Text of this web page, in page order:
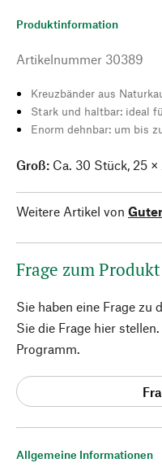
Allgemeine Informationen
Produktinformation
Artikelnummer 30389
Kreuzbänder aus
Stark und haltbar: ideal
Enorm dehnbar: um bis
Groß: Ca. 30 Stück, 25 ×
Weitere Artikel von
Frage zum Produkt
Sie haben eine Frage zu
Sie die Frage hier
Programm.